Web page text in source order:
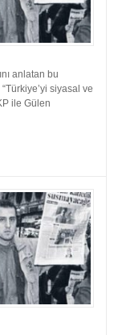
anlatan bu
siyasal ve
ile Gülen